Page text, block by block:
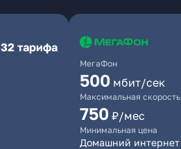
32 тарифа
МегаФон
500 мбит/сек
Максимальная скорость
750 ₽/мес
Минимальная цена
Домашний интернет